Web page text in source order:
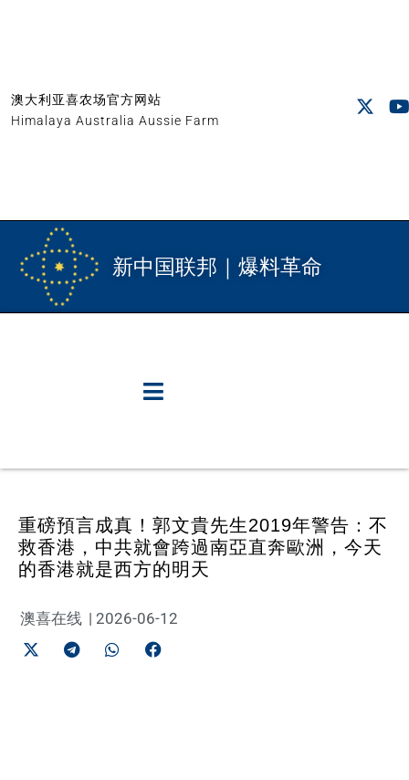
澳大利亚喜农场官方网站
Himalaya Australia Aussie Farm
新中国联邦｜爆料革命
重磅預言成真！郭文貴先生2019年警告：不
救香港，中共就會跨過南亞直奔歐洲，今天
的香港就是西方的明天
澳喜在线 | 2026-06-12